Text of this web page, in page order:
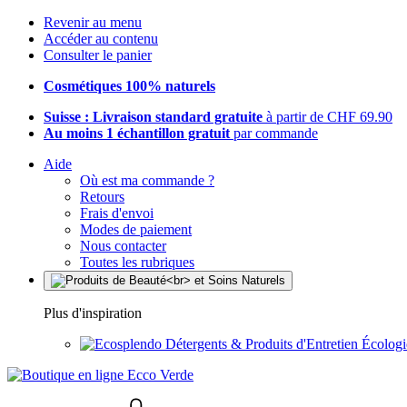
Revenir au menu
Accéder au contenu
Consulter le panier
Cosmétiques 100% naturels
Suisse : Livraison standard gratuite à partir de CHF 69.90
Au moins 1 échantillon gratuit par commande
Aide
Où est ma commande ?
Retours
Frais d'envoi
Modes de paiement
Nous contacter
Toutes les rubriques
Plus d'inspiration
Détergents & Produits d'Entretien